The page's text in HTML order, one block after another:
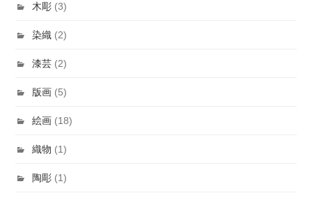
木彫 (3)
染織 (2)
漆芸 (2)
版画 (5)
絵画 (18)
織物 (1)
陶彫 (1)